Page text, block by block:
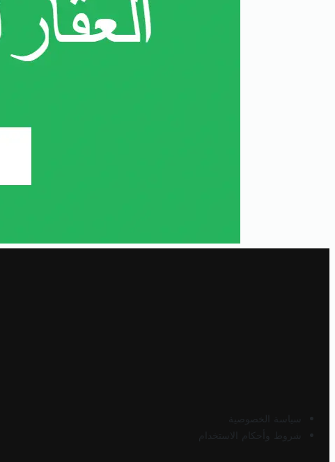
سياسة الخصوصية
شروط وأحكام الاستخدام